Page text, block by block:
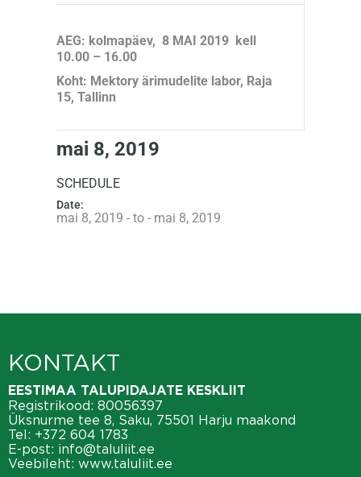
AEG: kolmapäev, 8 MAI 2019 kell
10.00 – 16.00
Koht: Mektory ärimudelite labor, Raja
15, Tallinn
mai 8, 2019
SCHEDULE
Date:
mai 8, 2019 - to - mai 8, 2019
KONTAKT
EESTIMAA TALUPIDAJATE KESKLIIT
Registrikood: 80056397
Üksnurme tee 8, Saku, 75501 Harju maakond
Tel: +372 604 1783
E-post: info@taluliit.ee
Veebileht: www.taluliit.ee